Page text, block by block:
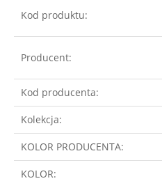
Kod produktu:
Producent:
Kod producenta:
Kolekcja:
KOLOR PRODUCENTA:
KOLOR: